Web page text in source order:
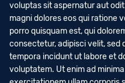
voluptas sit aspernatur aut
magni dolores eos qui ratione
porro quisquam est, qui
consectetur, adipisci velit, sed
tempora incidunt ut labore et
voluptatem. Ut enim ad